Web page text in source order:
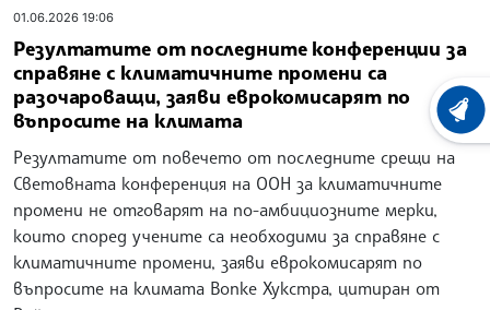
01.06.2026 19:06
Резултатите от последните конференции за
справяне с климатичните промени са
разочароващи, заяви еврокомисарят по
въпросите на климата
Резултатите от повечето от последните срещи на
Световната конференция на ООН за климатичните
промени не отговарят на по-амбициозните мерки,
които според учените са необходими за справяне с
климатичните промени, заяви еврокомисарят по
въпросите на климата Вопке Хукстра, цитиран от